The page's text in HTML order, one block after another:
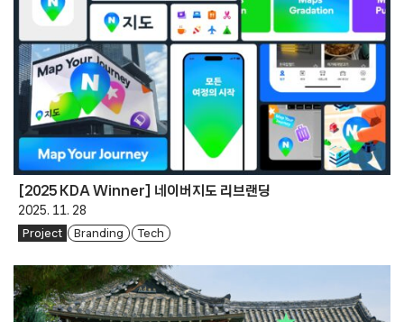
[2025 KDA Winner] 네이버지도 리브랜딩
2025. 11. 28
Project Branding Tech